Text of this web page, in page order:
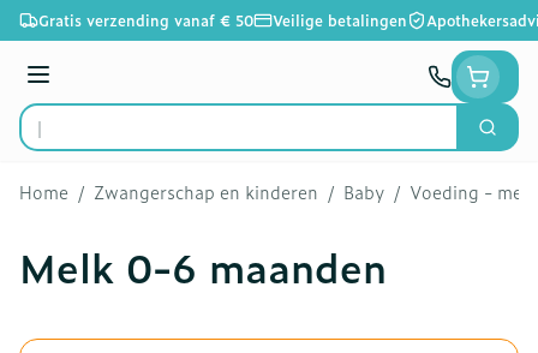
Ga naar de inhoud
Gratis verzending vanaf € 50 Veilige betalingen
Menu
Product, merk, categorie...
Zoek
Home / Zwangerschap en kinderen / Baby / Voeding - melk
Melk 0-6 maanden